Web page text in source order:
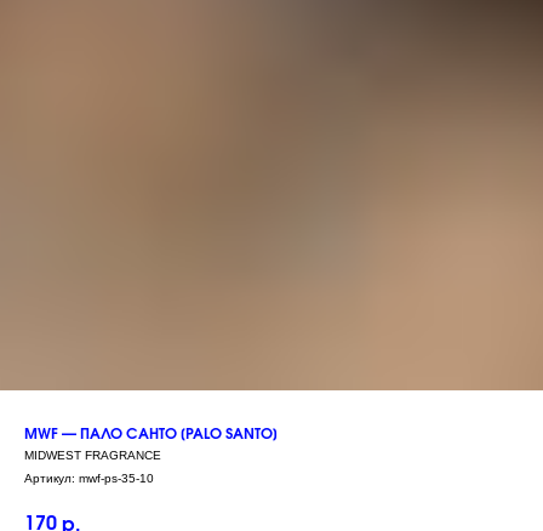
MWF — ПАЛО САНТО [PALO SANTO]
MIDWEST FRAGRANCE
Артикул: mwf-ps-35-10
170 р.